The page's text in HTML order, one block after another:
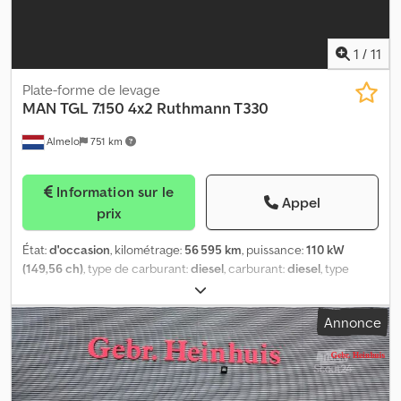
1 / 11
Almelo 751 km
Plate-forme de levage
MAN TGL 7.150 4x2 Ruthmann T330
prix
Appel
État:d'occasion, kilométrage: 56 595 km, puissance:110 kW
(149,56 ch), type de carburant:diesel, carburant:diesel, type
, nombre de vitesses:
construction:2013, = Options et accessoires supplémentaires = -
Prise de force (PTO) = Remarques = MAN TGL 7.150 4x2. Année :
2013. Kilométrage : 56 595 km. Boîte de vitesses manuelle à
5 rapports. Poids : 7 400 kg. Poids maximal : 7 490 kg. Charge par
essieu : 1 : 3 400 kg. 2 : 5 200 kg. Vitres et rétroviseurs électriques.
Annonce